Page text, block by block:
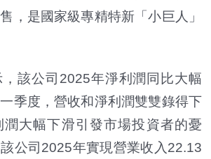
，是國家級專精特新「小巨人」
該公司2025年淨利潤同比大幅
季度，營收和淨利潤雙雙錄得下
大幅下滑引發市場投資者的憂
公司2025年實現營業收入22.13